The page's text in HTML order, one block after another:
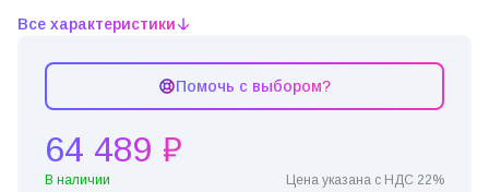
Все характеристики
Помочь с выбором?
64 489 ₽
В наличии Цена указана с НДС 22%